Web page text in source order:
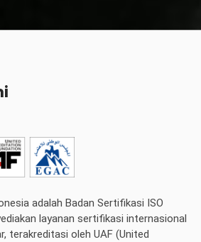
adalah Badan Sertifikasi ISO
layanan sertifikasi internasional
terakreditasi oleh UAF (United